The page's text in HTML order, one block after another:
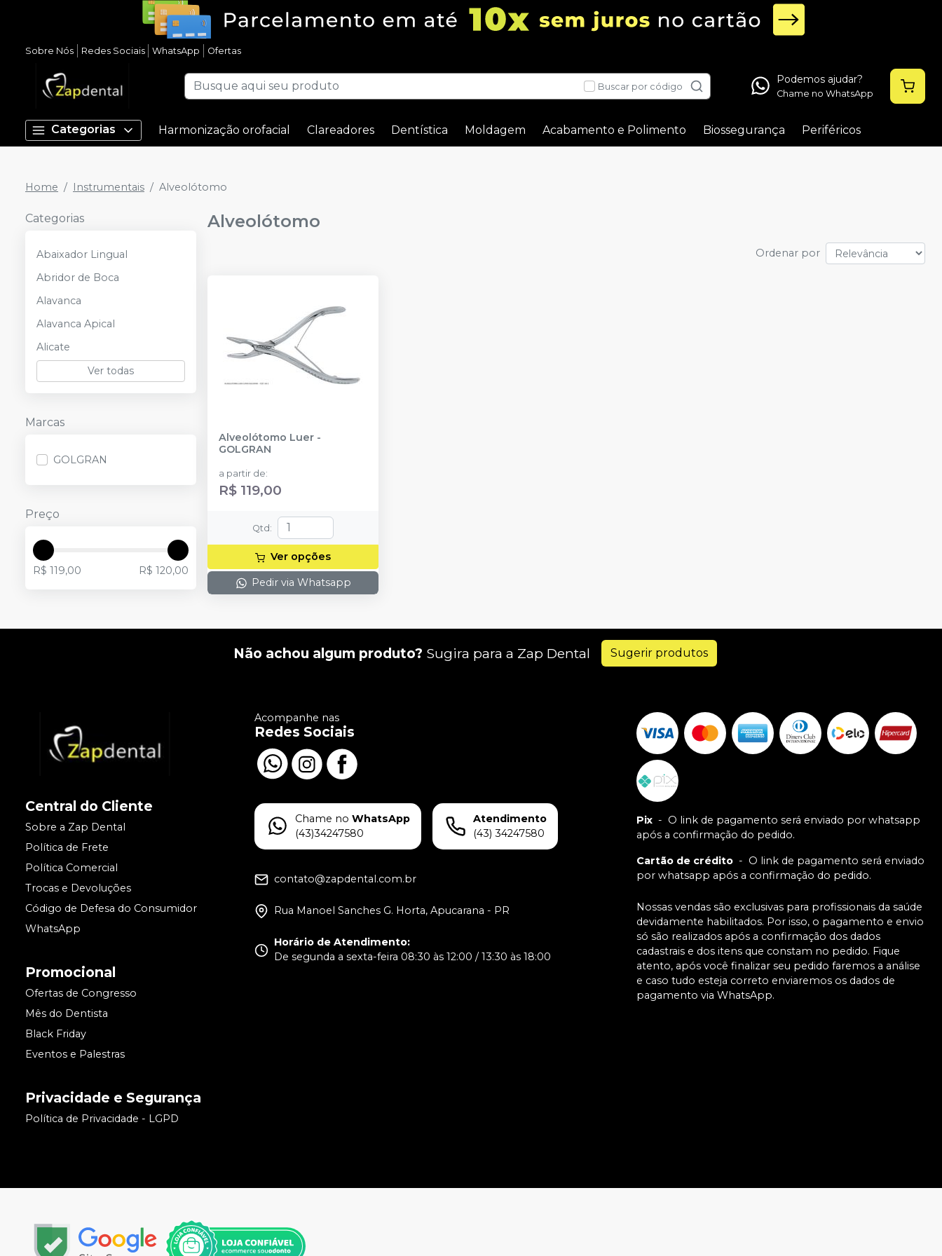
Sobre Nós Redes Sociais WhatsApp Ofertas
Buscar por código
Podemos ajudar?
Chame no WhatsApp
Categorias Harmonização orofacial Clareadores Dentística Moldagem Acabamento e Polimento Biossegurança Periféricos
Home Instrumentais Alveolótomo
Categorias
Abaixador Lingual
Abridor de Boca
Alavanca
Alavanca Apical
Alicate
Ver todas
Marcas
GOLGRAN
Preço
R$ 119,00 R$ 120,00
Alveolótomo
Ordenar por
Alveolótomo Luer -
GOLGRAN
a partir de:
R$ 119,00
Qtd:
Ver opções
Pedir via Whatsapp
Não achou algum produto? Sugira para a Zap Dental Sugerir produtos
Central do Cliente
Sobre a Zap Dental
Política de Frete
Política Comercial
Trocas e Devoluções
Código de Defesa do Consumidor
WhatsApp
Promocional
Ofertas de Congresso
Mês do Dentista
Black Friday
Eventos e Palestras
Privacidade e Segurança
Política de Privacidade - LGPD
Acompanhe nas
Redes Sociais
Chame no WhatsApp
(43)34247580
Atendimento
(43) 34247580
contato@zapdental.com.br
Rua Manoel Sanches G. Horta, Apucarana - PR
Horário de Atendimento:
De segunda a sexta-feira 08:30 às 12:00 / 13:30 às 18:00
Pix - O link de pagamento será enviado por whatsapp
após a confirmação do pedido.
Cartão de crédito - O link de pagamento será enviado
por whatsapp após a confirmação do pedido.
Nossas vendas são exclusivas para profissionais da saúde
devidamente habilitados. Por isso, o pagamento e envio
só são realizados após a confirmação dos dados
cadastrais e dos itens que constam no pedido. Fique
atento, após você finalizar seu pedido faremos a análise
e caso tudo esteja correto enviaremos os dados de
pagamento via WhatsApp.